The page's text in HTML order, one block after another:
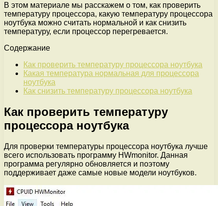
В этом материале мы расскажем о том, как проверить
температуру процессора, какую температуру процессора
ноутбука можно считать нормальной и как снизить
температуру, если процессор перегревается.
Содержание
Как проверить температуру процессора ноутбука
Какая температура нормальная для процессора
ноутбука
Как снизить температуру процессора ноутбука
Как проверить температуру
процессора ноутбука
Для проверки температуры процессора ноутбука лучше
всего использовать программу HWmonitor. Данная
программа регулярно обновляется и поэтому
поддерживает даже самые новые модели ноутбуков.